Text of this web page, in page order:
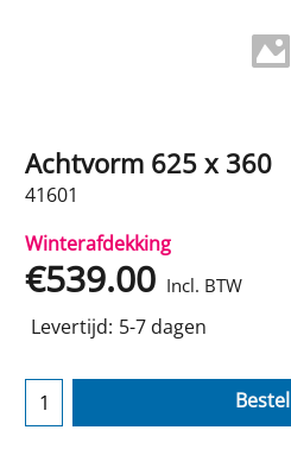
Achtvorm 625 x 360
41601
Winterafdekking
€539.00 Incl. BTW
Levertijd: 5-7 dagen
Bestel